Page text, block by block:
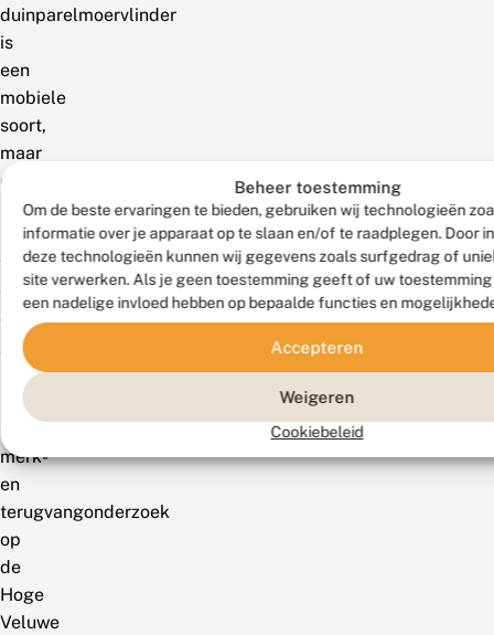
Beheer toestemming
Om de beste ervaringen te bieden, gebruiken wij technologieën
informatie over je apparaat op te slaan en/of te raadplegen. Door
deze technologieën kunnen wij gegevens zoals surfgedrag of
site verwerken. Als je geen toestemming geeft of uw
een nadelige invloed hebben op bepaalde functies en
Accepteren
Weigeren
Cookiebeleid
duinparelmoervlinder
is
een
mobiele
soort,
maar
een
minder
krachtige
vlieger
dan
de
grote
parelmoervlinder.
merk-
en
terugvangonderzoek
op
de
Hoge
Veluwe